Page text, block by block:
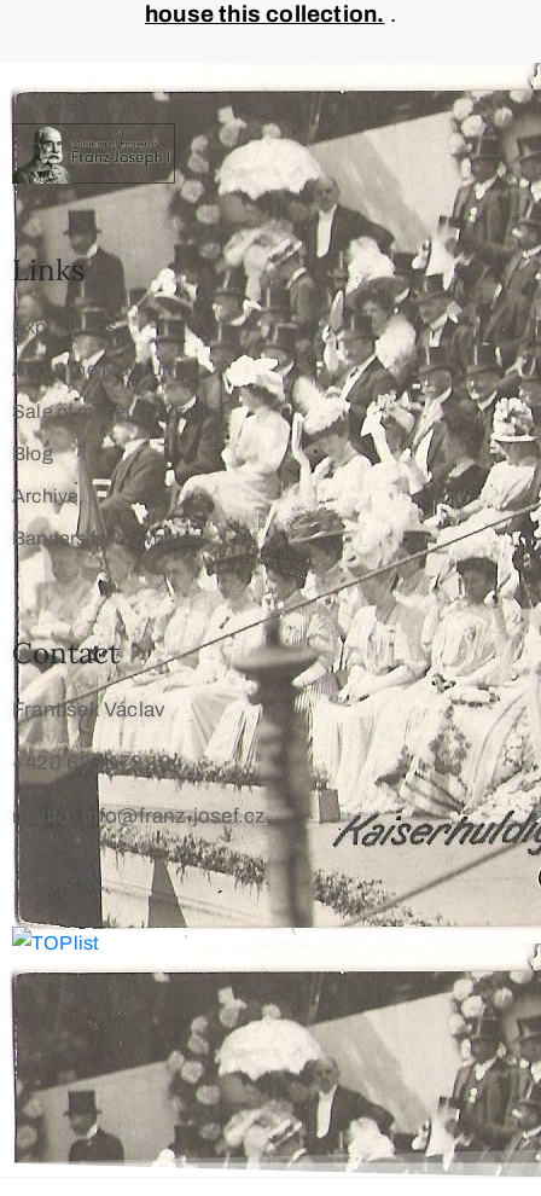
house this collection. .
Links
Expositions
About the Museum
Sale of museum surplus
Blog
Archive
Banners for download
Contact
František Václav
+420 603 172 194
mailto: info@franz-josef.cz